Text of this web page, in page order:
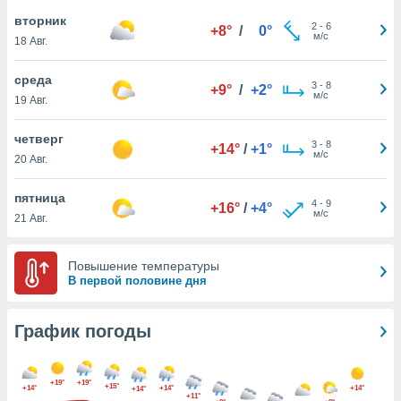
установки
веб-
или
как
вторник
18 Авг.
+8° / 0° 2- 6
м/с
среда
19 Авг.
+9° / +2° 3- 8
м/с
четверг
20 Авг.
+14° / +1° 3- 8
м/с
пятница
21 Авг.
+16° / +4° 4- 9
м/с
Повышение температуры
В первой половине дня
График погоды
+14°
+19° +19° +15° +14°
+14°
+11°
+14°